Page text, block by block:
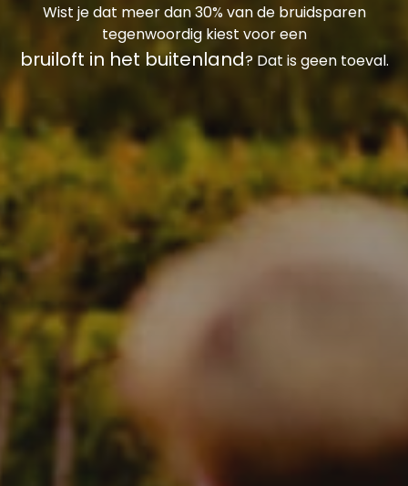
Wist je dat meer dan 30% van de bruidsparen
tegenwoordig kiest voor een
bruiloft in het buitenland? Dat is geen toeval.